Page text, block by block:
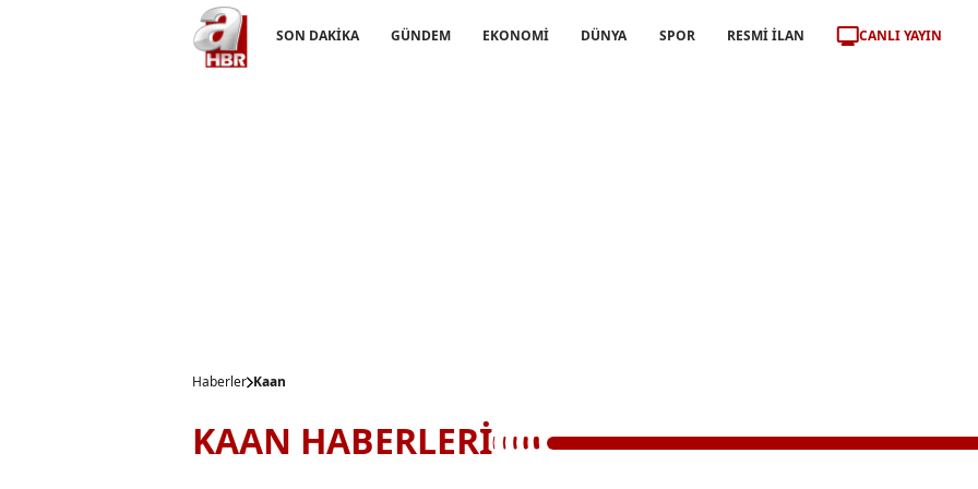
SON DAKİKA GÜNDEM EKONOMİ DÜNYA SPOR RESMİ İLAN CANLI YAYIN
Haberler Kaan
KAAN HABERLERİ